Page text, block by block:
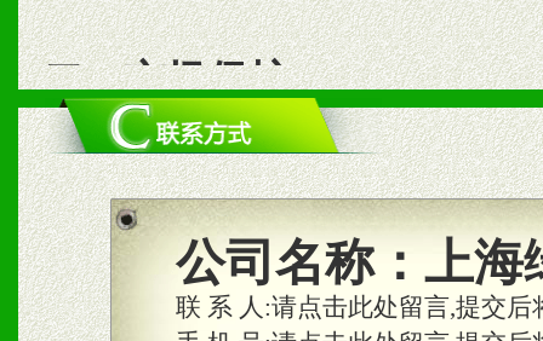
二、市场保护
1、统一市场价格；建立全
商利润。
2、区域独家经营；建立区
合作关系。公司名称： 上海
联 系 人:请点击此处留言,提交